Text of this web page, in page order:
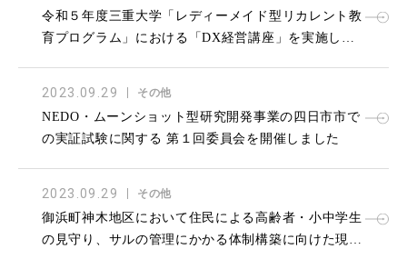
令和５年度三重大学「レディーメイド型リカレント教
育プログラム」における「DX経営講座」を実施しま
2023.09.29 その他
NEDO・ムーンショット型研究開発事業の四日市市で
の実証試験に関する 第１回委員会を開催しました
2023.09.29 その他
御浜町神木地区において住民による高齢者・小中学生
の見守り、サルの管理にかかる体制構築に向けた現地